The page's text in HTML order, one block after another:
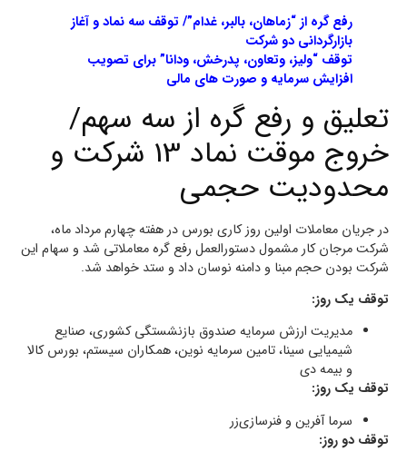
رفع گره از “زماهان، بالبر، غدام”/ توقف سه نماد و آغاز
بازارگردانی دو شرکت
توقف “ولیز، وتعاون، پدرخش، ودانا” برای تصویب
افزایش سرمایه و صورت های مالی
تعلیق و رفع گره از سه سهم/
خروج موقت نماد 13 شرکت و
محدودیت حجمی
در جریان معاملات اولین روز کاری بورس در هفته چهارم مرداد ماه،
شرکت مرجان کار مشمول دستورالعمل رفع گره معاملاتی شد و سهام این
شرکت بودن حجم مبنا و دامنه نوسان داد و ستد خواهد شد.
توقف یک روز:
مدیریت ارزش سرمایه صندوق بازنشستگی کشوری، صنایع‌
شیمیایی‌ سینا، تامین سرمایه نوین، همکاران سیستم، بورس کالا
و بیمه دی
توقف یک روز:
سرما آفرین‌ و فنرسازی‌زر
توقف دو روز: